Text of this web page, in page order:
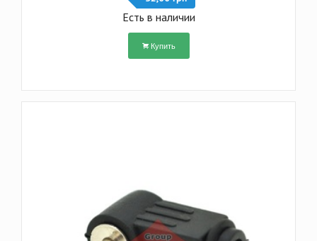
Есть в наличии
Купить